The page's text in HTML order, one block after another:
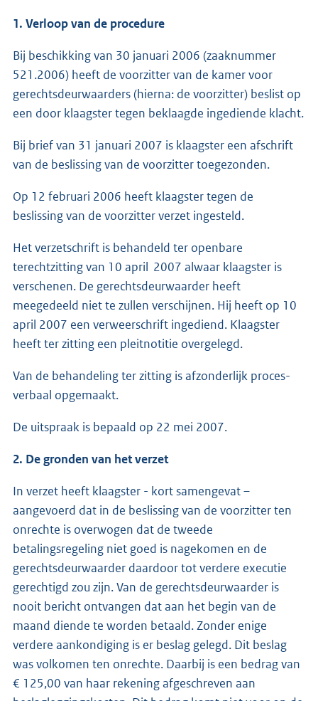
1. Verloop van de procedure
Bij beschikking van 30 januari 2006 (zaaknummer
521.2006) heeft de voorzitter van de kamer voor
gerechtsdeurwaarders (hierna: de voorzitter) beslist op
een door klaagster tegen beklaagde ingediende klacht.
Bij brief van 31 januari 2007 is klaagster een afschrift
van de beslissing van de voorzitter toegezonden.
Op 12 februari 2006 heeft klaagster tegen de
beslissing van de voorzitter verzet ingesteld.
Het verzetschrift is behandeld ter openbare
terechtzitting van 10 april 2007 alwaar klaagster is
verschenen. De gerechtsdeurwaarder heeft
meegedeeld niet te zullen verschijnen. Hij heeft op 10
april 2007 een verweerschrift ingediend. Klaagster
heeft ter zitting een pleitnotitie overgelegd.
Van de behandeling ter zitting is afzonderlijk proces-
verbaal opgemaakt.
De uitspraak is bepaald op 22 mei 2007.
2. De gronden van het verzet
In verzet heeft klaagster - kort samengevat –
aangevoerd dat in de beslissing van de voorzitter ten
onrechte is overwogen dat de tweede
betalingsregeling niet goed is nagekomen en de
gerechtsdeurwaarder daardoor tot verdere executie
gerechtigd zou zijn. Van de gerechtsdeurwaarder is
nooit bericht ontvangen dat aan het begin van de
maand diende te worden betaald. Zonder enige
verdere aankondiging is er beslag gelegd. Dit beslag
was volkomen ten onrechte. Daarbij is een bedrag van
€ 125,00 van haar rekening afgeschreven aan